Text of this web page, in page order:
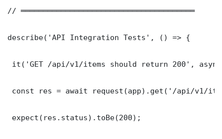
// ═══════════════════════════════════════
describe('API Integration Tests', () => {
it('GET /api/v1/items should return 200',
const res = await request(app).get('/api/v1/
expect(res.status).toBe(200);